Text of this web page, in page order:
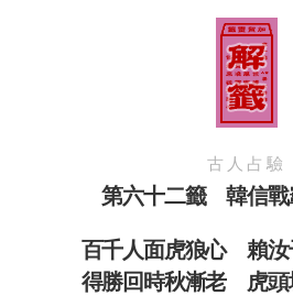
古人占驗
第六十二籤 韓信
百千人面虎狼心 賴
得勝回時秋漸老 虎